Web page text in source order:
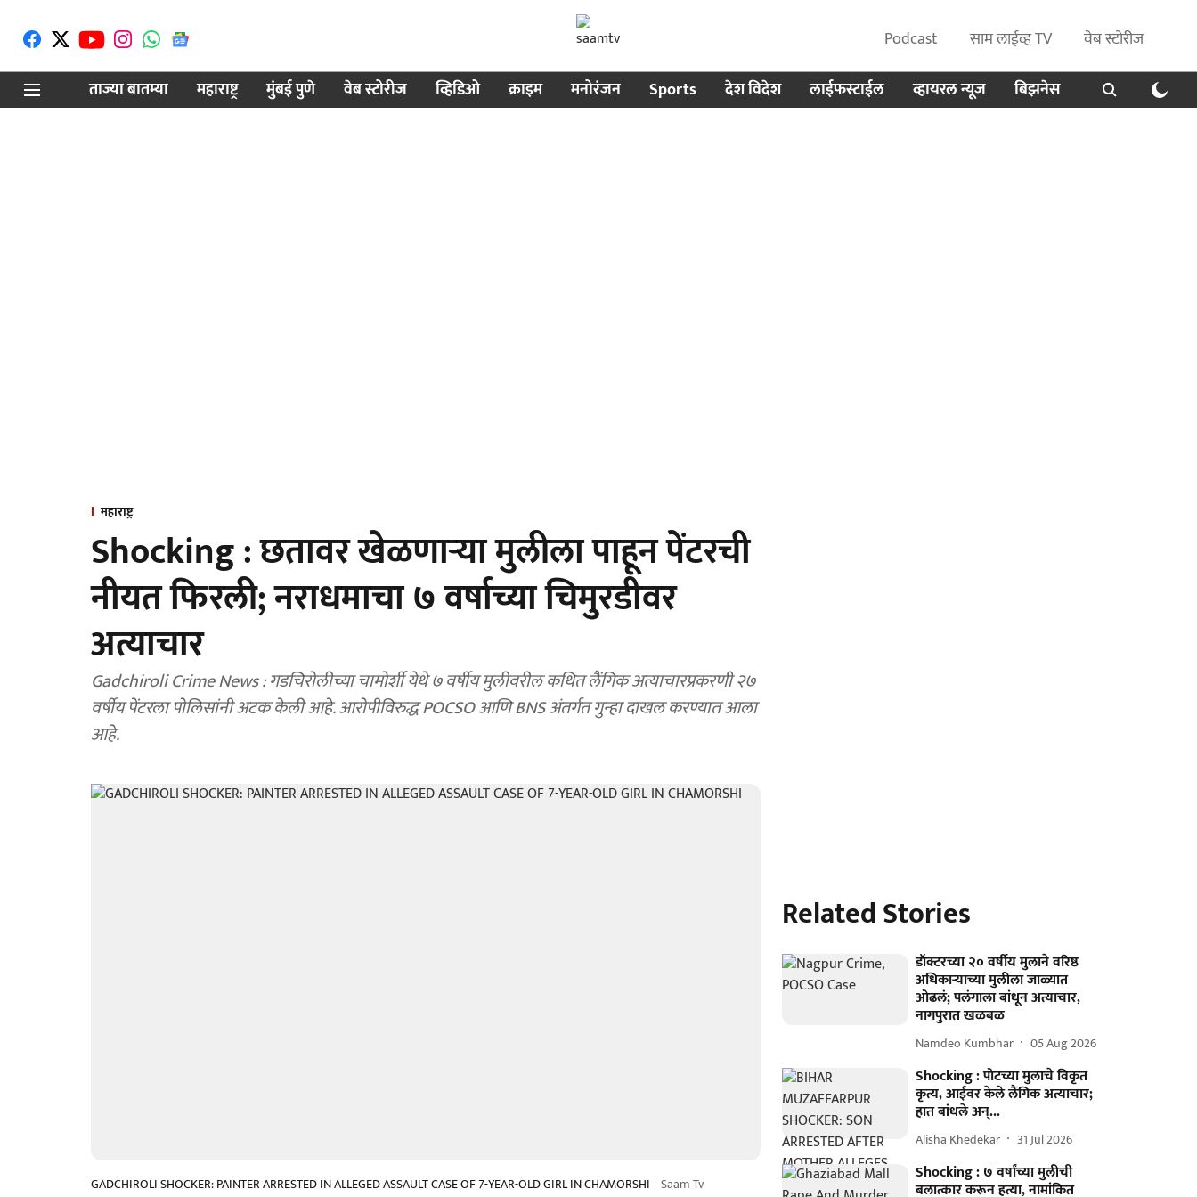
Podcast साम लाईव्ह TV
वेब स्टोरीज
ताज्या बातम्या
महाराष्ट्र मुंबई पुणे वेब स्टोरीज व्हिडिओ क्राइम मनोरंजन Sports देश विदेश लाईफस्टाईल व्हायरल न्यूज बिझनेस
महाराष्ट्र
Shocking : छतावर खेळणाऱ्या मुलीला पाहून पेंटरची
नीयत फिरली; नराधमाचा ७ वर्षाच्या चिमुरडीवर
अत्याचार
Gadchiroli Crime News : गडचिरोलीच्या चामोर्शी येथे ७ वर्षीय मुलीवरील कथित लैंगिक अत्याचारप्रकरणी २७
वर्षीय पेंटरला पोलिसांनी अटक केली आहे. आरोपीविरुद्ध POCSO आणि BNS अंतर्गत गुन्हा दाखल करण्यात आला
आहे.
GADCHIROLI SHOCKER: PAINTER ARRESTED IN ALLEGED ASSAULT CASE OF 7-YEAR-OLD GIRL IN CHAMORSHI Saam Tv
Related Stories
डॉक्टरच्या २० वर्षीय मुलाने वरिष्ठ
अधिकाऱ्याच्या मुलीला जाळ्यात
ओढलं; पलंगाला बांधून अत्याचार,
नागपुरात खळबळ
Namdeo Kumbhar 05 Aug 2026
Shocking : पोटच्या मुलाचे विकृत
कृत्य, आईवर केले लैंगिक अत्याचार;
हात बांधले अन्...
Alisha Khedekar 31 Jul 2026
Shocking : ७ वर्षांच्या मुलीची
बलात्कार करून हत्या, नामांकित